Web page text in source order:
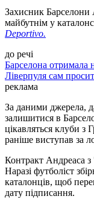
Захисник Барселони
майбутнім у
Deportivo.
до речі
Барселона отримала
Ліверпуля сам
реклама
За даними джерела,
залишитися в
цікавляться клуби з
раніше виступав за
Контракт Андреаса
Наразі футболіст
каталонців, щоб
дату підписання.